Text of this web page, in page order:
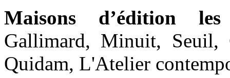
Maisons d’édition
Gallimard, Minuit, Seuil,
Quidam, L'Atelier